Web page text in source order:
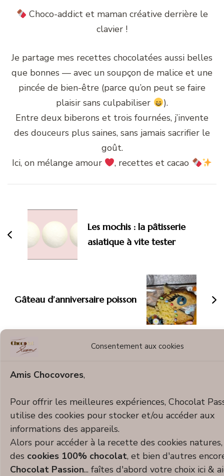
Consentement aux cookies
Amis Chocovores,
Pour offrir les meilleures expériences, Chocolat
utilise des cookies pour stocker et/ou accéder aux
informations des appareils.
Alors pour accéder à la recette des cookies
des cookies 100% chocolat, et bien d'autres
Chocolat Passion... faîtes d'abord votre choix ici &
Choco-addict et maman créative derrière le
clavier !
Je partage mes recettes chocolatées aussi belles
que bonnes — avec un soupçon de malice et une
pincée de bien-être (parce qu’on peut se faire
plaisir sans culpabiliser
).
Entre deux biberons et trois fournées, j’invente
des douceurs plus saines, sans jamais sacrifier le
goût.
Ici, on mélange amour
, recettes et cacao
d'article
Les mochis : la pâtisserie
asiatique à vite tester
Gâteau d’anniversaire poisson